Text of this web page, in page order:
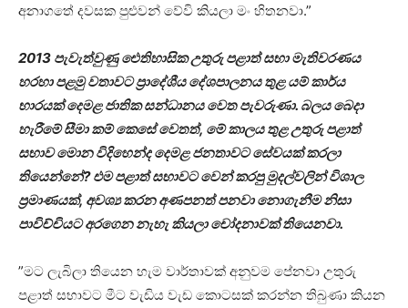
අනාගතේ දවසක පුළුවන් වේවි කියලා මං හිතනවා.”
2013 පැවැත්වුණු ඓතිහාසික උතුරු පළාත් සභා මැතිවරණය
හරහා පළමු වතාවට ප‍්‍රාදේශීය දේශපාලනය තුළ යම් කාර්ය
භාරයක් දෙමළ ජාතික සන්ධානය වෙත පැවරුණා. බලය බෙදා
හැරීමේ සීමා කම් කෙසේ වෙතත්, මේ කාලය තුළ උතුරු පළාත්
සභාව මොන විදිහෙන්ද දෙමළ ජනතාවට සේවයක් කරලා
තියෙන්නේ? එම පළාත් සභාවට වෙන් කරපු මුදල්වලින් විශාල
ප‍්‍රමාණයක්, අවශ්‍ය කරන අණපනත් පනවා නොගැනීම නිසා
පාවිච්චියට අරගෙන නැහැ කියලා චෝදනාවක් තියෙනවා.
”මට ලැබිලා තියෙන හැම වාර්තාවක් අනුවම පේනවා උතුරු
පළාත් සභාවට මීට වැඩිය වැඩ කොටසක් කරන්න තිබුණා කියන